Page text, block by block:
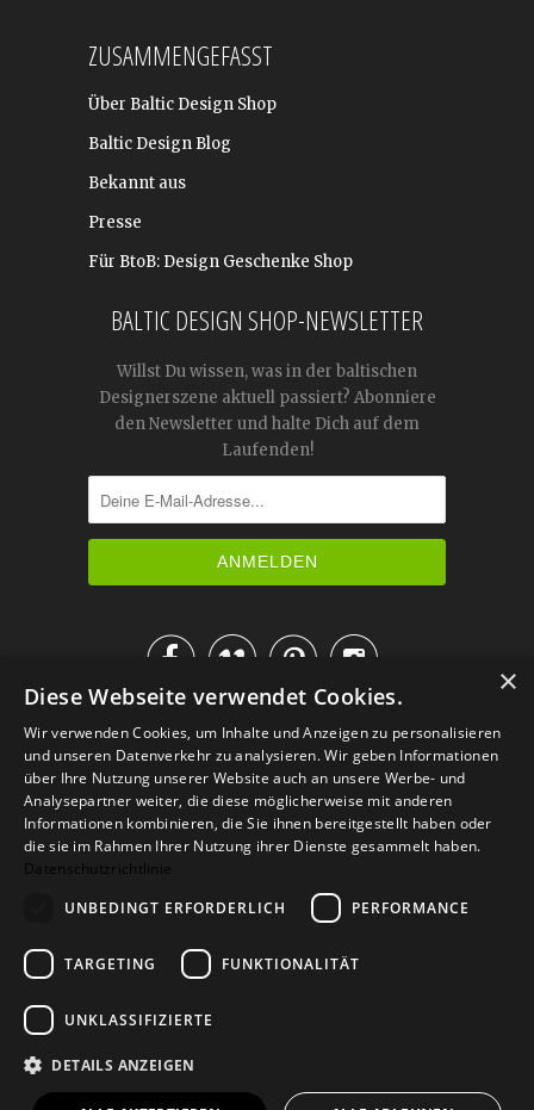
ZUSAMMENGEFASST
Über Baltic Design Shop
Baltic Design Blog
Bekannt aus
Presse
Für BtoB: Design Geschenke Shop
BALTIC DESIGN SHOP-NEWSLETTER
Willst Du wissen, was in der baltischen
Designerszene aktuell passiert? Abonniere
den Newsletter und halte Dich auf dem
Laufenden!

IM KATALOG BLÄTTERN
Versand Zahlarten
Retoure
Widerrufsformular
© 2026Baltic Design Shop. Baltic Design Shop
×
Diese Webseite verwendet Cookies.
Wir verwenden Cookies, um Inhalte und Anzeigen zu personalisieren
und unseren Datenverkehr zu analysieren. Wir geben Informationen
über Ihre Nutzung unserer Website auch an unsere Werbe- und
Analysepartner weiter, die diese möglicherweise mit anderen
Informationen kombinieren, die Sie ihnen bereitgestellt haben oder
die sie im Rahmen Ihrer Nutzung ihrer Dienste gesammelt haben.
Datenschutzrichtlinie
UNBEDINGT ERFORDERLICH
PERFORMANCE
TARGETING FUNKTIONALITÄT
UNKLASSIFIZIERTE
DETAILS ANZEIGEN